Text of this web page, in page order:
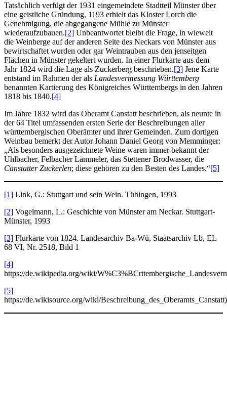
Tatsächlich verfügt der 1931 eingemeindete Stadtteil Münster über
eine geistliche Gründung, 1193 erhielt das Kloster Lorch die
Genehmigung, die abgegangene Mühle zu Münster
wiederaufzubauen.[2] Unbeantwortet bleibt die Frage, in wieweit
die Weinberge auf der anderen Seite des Neckars von Münster aus
bewirtschaftet wurden oder gar Weintrauben aus den jenseitgen
Flächen in Münster gekeltert wurden. In einer Flurkarte aus dem
Jahr 1824 wird die Lage als Zuckerberg beschrieben.[3] Jene Karte
entstand im Rahmen der als Landesvermessung Württemberg
benannten Kartierung des Königreiches Württembergs in den Jahren
1818 bis 1840.[4]
Im Jahre 1832 wird das Oberamt Canstatt beschrieben, als neunte in
der 64 Titel umfassenden ersten Serie der Beschreibungen aller
württembergischen Oberämter und ihrer Gemeinden. Zum dortigen
Weinbau bemerkt der Autor Johann Daniel Georg von Memminger:
„Als besonders ausgezeichnete Weine waren immer bekannt der
Uhlbacher, Felbacher Lämmeler, das Stettener Brodwasser, die
Canstatter Zuckerlen; diese gehören zu den Besten des Landes.“[5]
[1] Link, G.: Stuttgart und sein Wein. Tübingen, 1993
[2] Vogelmann, L.: Geschichte von Münster am Neckar. Stuttgart-
Münster, 1993
[3] Flurkarte von 1824. Landesarchiv Ba-Wü, Staatsarchiv Lb, EL
68 VI, Nr. 2518, Bild 1
[4]
https://de.wikipedia.org/wiki/
[5]
https://de.wikisource.org/wiki/Beschreibung_des_Oberamts_Canstatt)